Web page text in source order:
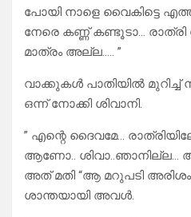
പോയി നാളെ വൈകിട്ടെ
നേരെ കണ്ണ് കണ്ടൂടാ… രാത്രി
മാത്രം അല്ല….. ”
വാക്കുകൾ പാതിയിൽ
ഒന്ന് നോക്കി ശിവാനി.
” എന്റെ ദൈവമേ…
ആണോ.. ശിവാ..ഞാനില്ല…
അത് മതി “ആ മറുപടി അരിശം
ശാന്തയായി അവൾ.